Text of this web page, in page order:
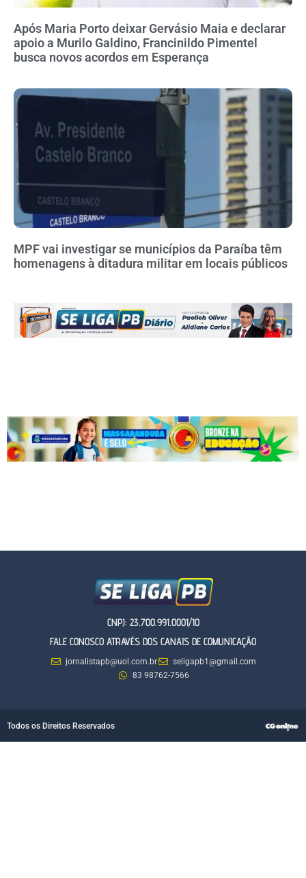
Após Maria Porto deixar Gervásio Maia e declarar
apoio a Murilo Galdino, Francinildo Pimentel
busca novos acordos em Esperança
MPF vai investigar se municípios da Paraíba têm
homenagens à ditadura militar em locais públicos
CNPJ: 23.700.991.0001/10
FALE CONOSCO ATRAVÉS DOS CANAIS DE COMUNICAÇÃO
jornalistapb@uol.com.br
seligapb1@gmail.com
83 98762-7566
Todos os Direitos Reservados